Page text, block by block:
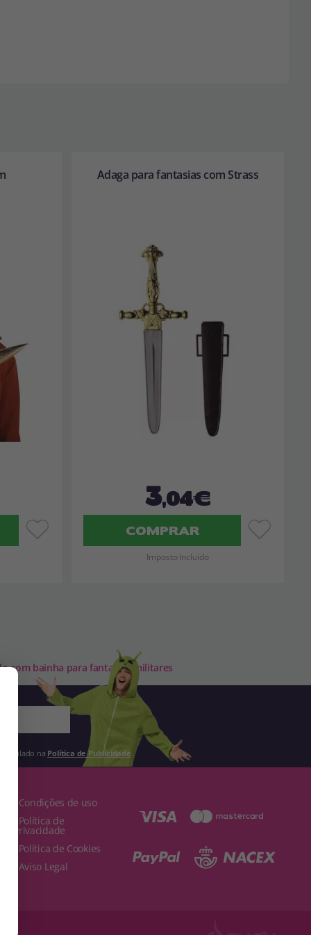
Adaga para fantasias com Strass
3,04€
COMPRAR
Imposto Incluído
com bainha para fantasias militares
na Política de Publicidade
· Condições de uso
· Política de
Privacidade
· Política de Cookies
· Aviso Legal